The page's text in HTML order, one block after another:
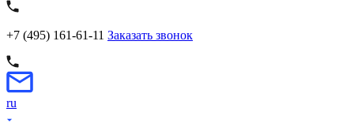
+7 (495) 161-61-11 Заказать звонок
ru